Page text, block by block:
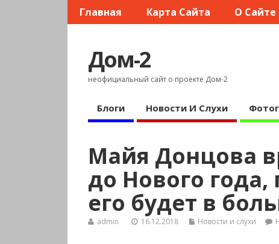
Главная Карта Сайта О Сайте
Дом-2
неофициальный сайт о проекте Дом-2
Блоги Новости И Слухи
Майя Донцова
до Нового года,
его будет в
admin 16.12.2018 Новости и слухи